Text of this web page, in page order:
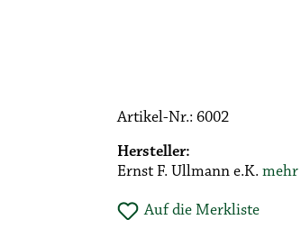
Artikel-Nr.: 6002
Hersteller:
Ernst F. Ullmann e.K. mehr
Auf die Merkliste